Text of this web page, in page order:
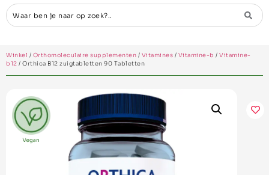
Winkel / Orthomoleculaire supplementen / Vitamines / Vitamine-b / Vitamine-
b12 / Orthica B12 zuigtabletten 90 Tabletten